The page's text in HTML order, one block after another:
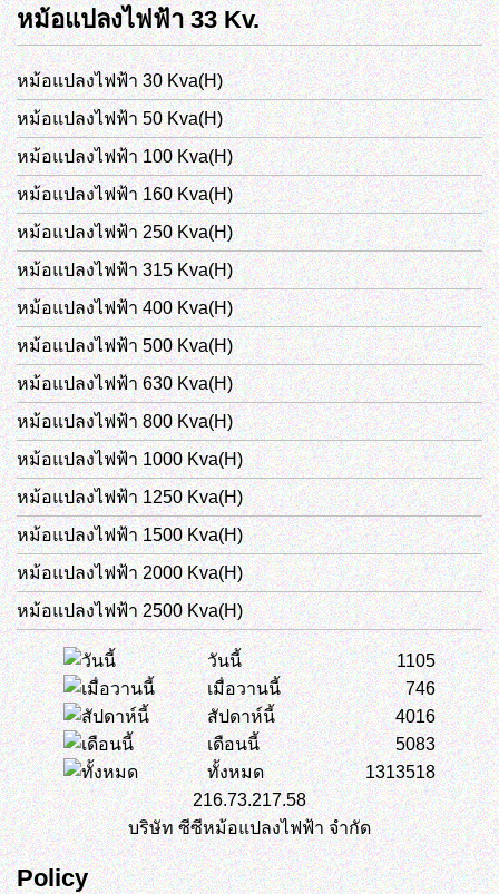
หม้อแปลงไฟฟ้า 33 Kv.
หม้อแปลงไฟฟ้า 30 Kva(H)
หม้อแปลงไฟฟ้า 50 Kva(H)
หม้อแปลงไฟฟ้า 100 Kva(H)
หม้อแปลงไฟฟ้า 160 Kva(H)
หม้อแปลงไฟฟ้า 250 Kva(H)
หม้อแปลงไฟฟ้า 315 Kva(H)
หม้อแปลงไฟฟ้า 400 Kva(H)
หม้อแปลงไฟฟ้า 500 Kva(H)
หม้อแปลงไฟฟ้า 630 Kva(H)
หม้อแปลงไฟฟ้า 800 Kva(H)
หม้อแปลงไฟฟ้า 1000 Kva(H)
หม้อแปลงไฟฟ้า 1250 Kva(H)
หม้อแปลงไฟฟ้า 1500 Kva(H)
หม้อแปลงไฟฟ้า 2000 Kva(H)
หม้อแปลงไฟฟ้า 2500 Kva(H)
วันนี้
1105
เมื่อวานนี้
746
สัปดาห์นี้
4016
เดือนนี้
5083
ทั้งหมด
1313518
216.73.217.58
บริษัท ซีซีหม้อแปลงไฟฟ้า จำกัด
Policy